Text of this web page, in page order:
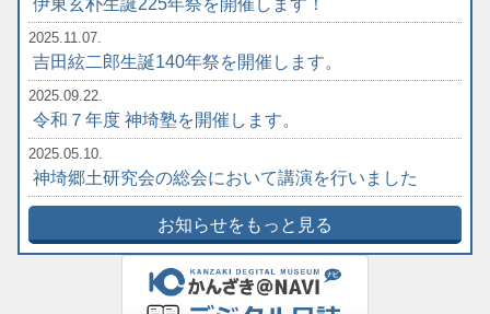
2025.11.07.
吉田絃二郎生誕140年祭を開催します。
2025.09.22.
令和７年度 神埼塾を開催します。
2025.05.10.
神埼郷土研究会の総会において講演を行いました
お知らせをもっと見る